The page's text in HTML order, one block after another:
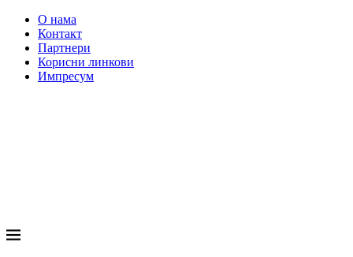
О нама
Контакт
Партнери
Корисни линкови
Импресум